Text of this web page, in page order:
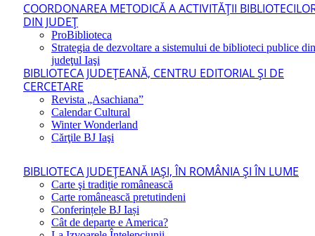
COORDONAREA METODICĂ A ACTIVITĂŢII
DIN JUDEŢ
ProBiblioteca
Strategia de dezvoltare a sistemului de biblioteci publice din
judeţul Iaşi
BIBLIOTECA JUDEŢEANĂ, CENTRU EDITORIAL ŞI DE
CERCETARE
Revista „Asachiana”
Calendar Cultural
Winter Wonderland
Cărţile BJ Iaşi
BIBLIOTECA JUDEŢEANĂ IAŞI, ÎN ROMÂNIA ŞI ÎN LUME
Carte şi tradiţie românească
Carte românească pretutindeni
Conferințele BJ Iași
Cât de departe e America?